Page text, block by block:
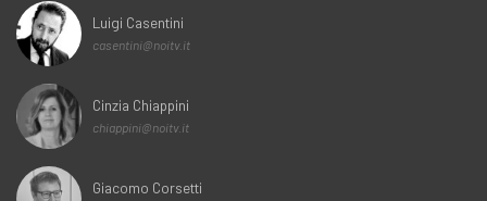
Luigi Casentini
casentini@noitv.it
Cinzia Chiappini
chiappini@noitv.it
Giacomo Corsetti